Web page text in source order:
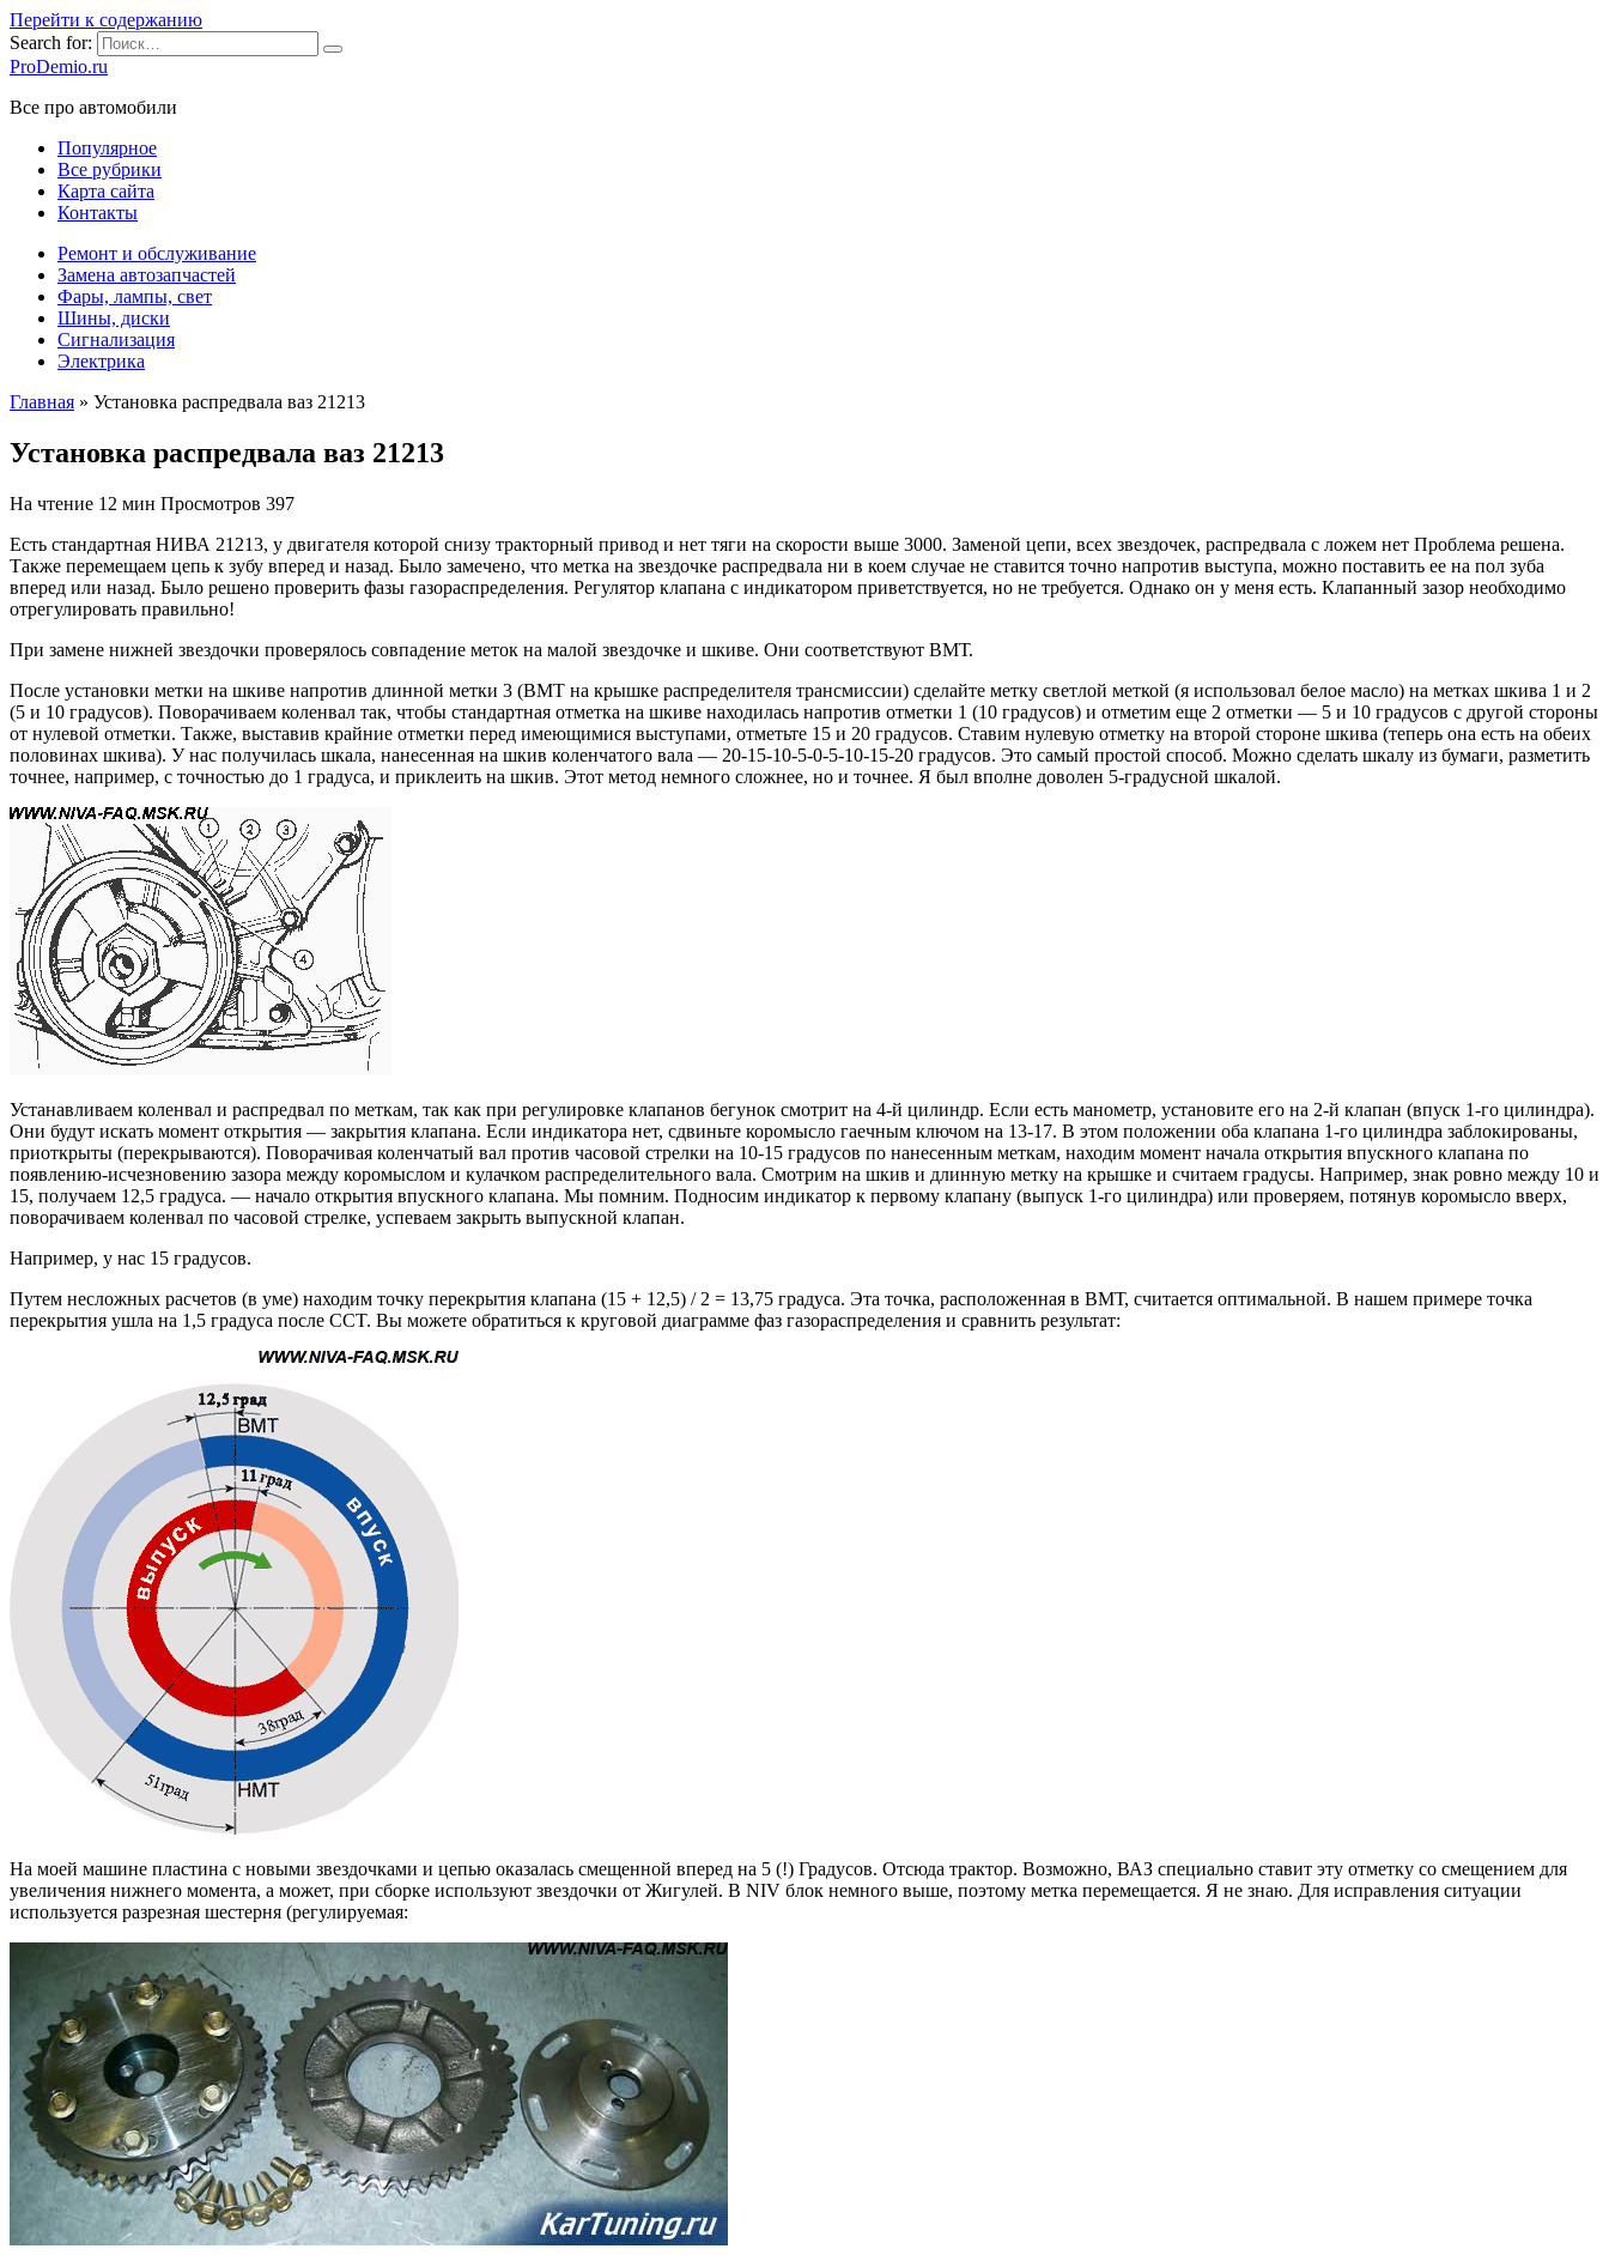
Перейти к содержанию
Search for:
ProDemio.ru
Все про автомобили
Популярное
Все рубрики
Карта сайта
Контакты
Ремонт и обслуживание
Замена автозапчастей
Фары, лампы, свет
Шины, диски
Сигнализация
Электрика
Главная » Установка распредвала ваз 21213
Установка распредвала ваз 21213
На чтение 12 мин Просмотров 397
Есть стандартная НИВА 21213, у двигателя которой снизу тракторный привод и нет тяги на скорости выше 3000. Заменой цепи, всех звездочек, распредвала с ложем нет Проблема решена.
Также перемещаем цепь к зубу вперед и назад. Было замечено, что метка на звездочке распредвала ни в коем случае не ставится точно напротив выступа, можно поставить ее на пол зуба
вперед или назад. Было решено проверить фазы газораспределения. Регулятор клапана с индикатором приветствуется, но не требуется. Однако он у меня есть. Клапанный зазор необходимо
отрегулировать правильно!
При замене нижней звездочки проверялось совпадение меток на малой звездочке и шкиве. Они соответствуют ВМТ.
После установки метки на шкиве напротив длинной метки 3 (ВМТ на крышке распределителя трансмиссии) сделайте метку светлой меткой (я использовал белое масло) на метках шкива 1 и 2
(5 и 10 градусов). Поворачиваем коленвал так, чтобы стандартная отметка на шкиве находилась напротив отметки 1 (10 градусов) и отметим еще 2 отметки — 5 и 10 градусов с другой стороны
от нулевой отметки. Также, выставив крайние отметки перед имеющимися выступами, отметьте 15 и 20 градусов. Ставим нулевую отметку на второй стороне шкива (теперь она есть на обеих
половинах шкива). У нас получилась шкала, нанесенная на шкив коленчатого вала — 20-15-10-5-0-5-10-15-20 градусов. Это самый простой способ. Можно сделать шкалу из бумаги, разметить
точнее, например, с точностью до 1 градуса, и приклеить на шкив. Этот метод немного сложнее, но и точнее. Я был вполне доволен 5-градусной шкалой.
Устанавливаем коленвал и распредвал по меткам, так как при регулировке клапанов бегунок смотрит на 4-й цилиндр. Если есть манометр, установите его на 2-й клапан (впуск 1-го цилиндра).
Они будут искать момент открытия — закрытия клапана. Если индикатора нет, сдвиньте коромысло гаечным ключом на 13-17. В этом положении оба клапана 1-го цилиндра заблокированы,
приоткрыты (перекрываются). Поворачивая коленчатый вал против часовой стрелки на 10-15 градусов по нанесенным меткам, находим момент начала открытия впускного клапана по
появлению-исчезновению зазора между коромыслом и кулачком распределительного вала. Смотрим на шкив и длинную метку на крышке и считаем градусы. Например, знак ровно между 10 и
15, получаем 12,5 градуса. — начало открытия впускного клапана. Мы помним. Подносим индикатор к первому клапану (выпуск 1-го цилиндра) или проверяем, потянув коромысло вверх,
поворачиваем коленвал по часовой стрелке, успеваем закрыть выпускной клапан.
Например, у нас 15 градусов.
Путем несложных расчетов (в уме) находим точку перекрытия клапана (15 + 12,5) / 2 = 13,75 градуса. Эта точка, расположенная в ВМТ, считается оптимальной. В нашем примере точка
перекрытия ушла на 1,5 градуса после CCT. Вы можете обратиться к круговой диаграмме фаз газораспределения и сравнить результат:
На моей машине пластина с новыми звездочками и цепью оказалась смещенной вперед на 5 (!) Градусов. Отсюда трактор. Возможно, ВАЗ специально ставит эту отметку со смещением для
увеличения нижнего момента, а может, при сборке используют звездочки от Жигулей. В NIV блок немного выше, поэтому метка перемещается. Я не знаю. Для исправления ситуации
используется разрезная шестерня (регулируемая: